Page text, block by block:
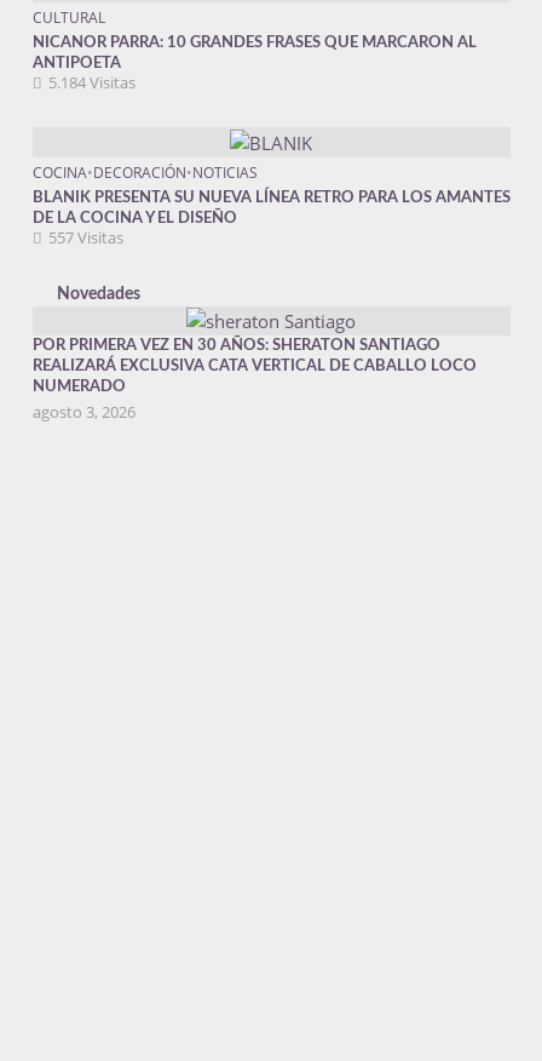
CULTURAL
NICANOR PARRA: 10 GRANDES FRASES QUE MARCARON AL
ANTIPOETA
5.184 Visitas
COCINA•DECORACIÓN•NOTICIAS
BLANIK PRESENTA SU NUEVA LÍNEA RETRO PARA LOS AMANTES
DE LA COCINA Y EL DISEÑO
557 Visitas
Novedades
POR PRIMERA VEZ EN 30 AÑOS: SHERATON SANTIAGO
REALIZARÁ EXCLUSIVA CATA VERTICAL DE CABALLO LOCO
NUMERADO
agosto 3, 2026